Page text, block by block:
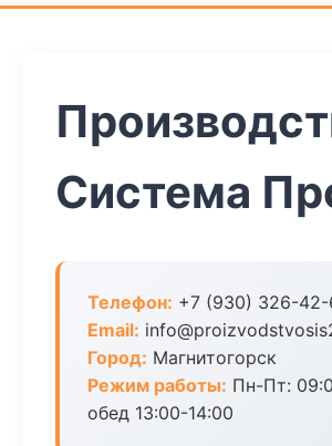
Система
Телефон: +7 (930) 326-42-
Email:
Город: Магнитогорск
Режим работы: Пн-Пт:
обед 13:00-14:00